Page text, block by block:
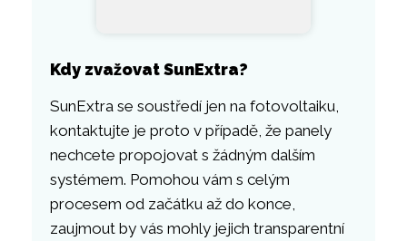
Kdy zvažovat SunExtra?
SunExtra se soustředí jen na fotovoltaiku,
kontaktujte je proto v případě, že panely
nechcete propojovat s žádným dalším
systémem. Pomohou vám s celým
procesem od začátku až do konce,
zaujmout by vás mohly jejich transparentní